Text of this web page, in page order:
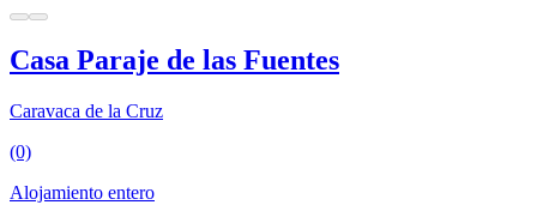
Casa Paraje de las Fuentes
Caravaca de la Cruz
(0)
Alojamiento entero